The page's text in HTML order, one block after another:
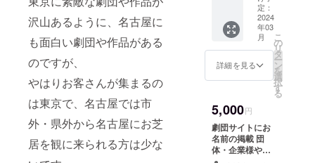
沢山あるように、名古屋に
も面白い劇団や作品がある
のですが、
やはりお客さんが集まるの
は東京で、名古屋では市
外・県外から名古屋にお芝
居を観に来られる方は少な
スメで
す！ ※
メール
にて
PDFを
添付し
す。
ド）
篇！〜
』元ネ
タデー
タ お
芝居の
中での
ギャグ
ディの
元ネ
タ、劇
団員の
振り返
定：
2024
年03
月
詳細を見る
こ
の
リ
タ
ー
ン
を
選
択
す
る
5,000円
劇団サイトにお
名前の掲載 団
体・企業様や個